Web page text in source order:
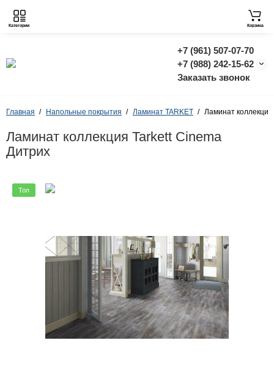
+7 (961) 507-07-70
+7 (988) 242-15-62
Заказать звонок
Категории Корзина
Главная Напольные покрытия Ламинат TARKET Ламинат
Ламинат коллекция Tarkett Cinema
Дитрих
Топ